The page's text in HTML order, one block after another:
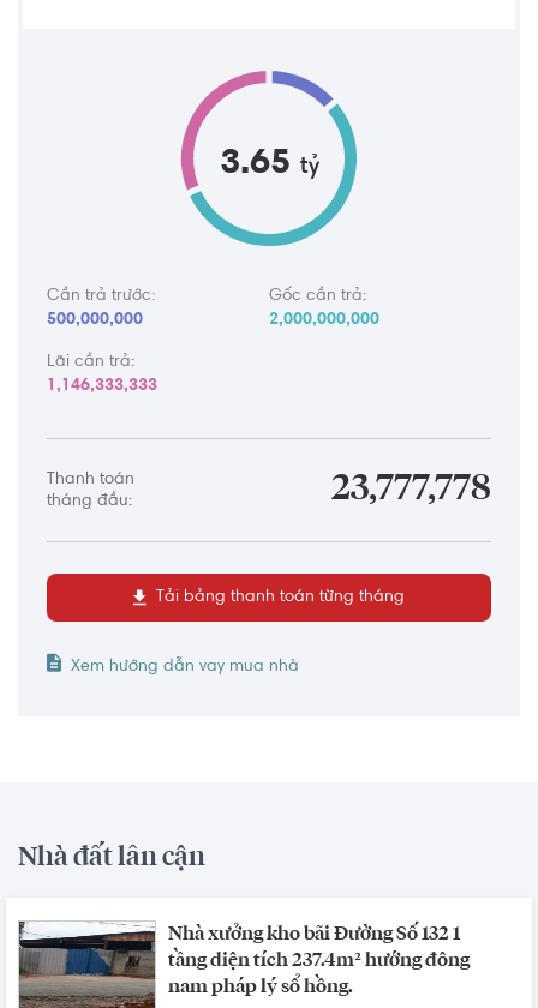
3.65 tỷ
Cần trả trước:
500,000,000
Gốc cần trả:
2,000,000,000
Lãi cần trả:
1,146,333,333
Thanh toán
tháng đầu:
23,777,778
Tải bảng thanh toán từng tháng
Xem hướng dẫn vay mua nhà
Nhà đất lân cận
Nhà xưởng kho bãi Đường Số 132 1
tầng diện tích 237.4m² hướng đông
nam pháp lý sổ hồng.